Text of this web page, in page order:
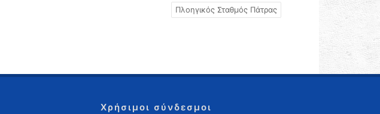
Πλοηγικός Σταθμός Πάτρας
Χρήσιμοι σύνδεσμοι